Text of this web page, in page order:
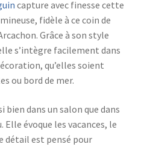
capture avec finesse cette
fidèle à ce coin de
Grâce à son style
s’intègre facilement dans
qu’elles soient
ou bord de mer.
bien dans un salon que dans
Elle évoque les vacances, le
détail est pensé pour